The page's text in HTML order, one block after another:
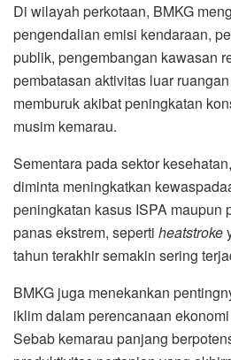
Di wilayah perkotaan, BMKG
pengendalian emisi kendaraan,
publik, pengembangan kawasan
pembatasan aktivitas luar
memburuk akibat peningkatan
musim kemarau.
Sementara pada sektor
diminta meningkatkan
peningkatan kasus ISPA maupun
panas ekstrem, seperti heatstroke
tahun terakhir semakin sering
BMKG juga menekankan
iklim dalam perencanaan
Sebab kemarau panjang